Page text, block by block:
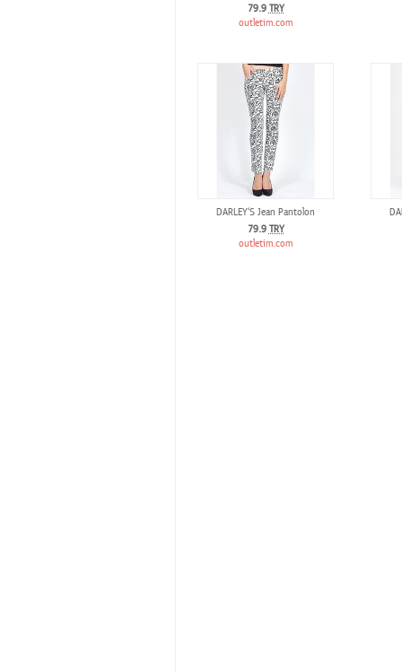
79.9 TRY
outletim.com
DARLEY‘S Jean Pantolon
79.9 TRY
outletim.com